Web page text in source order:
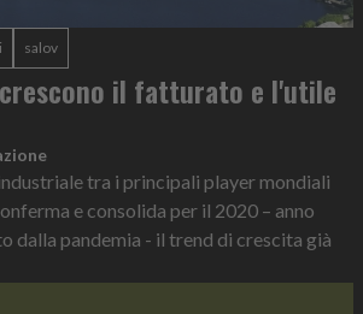
salov
crescono il fatturato e l'utile
tra i principali player mondiali
e consolida per il 2020 – anno
dalla pandemia - il trend di crescita già